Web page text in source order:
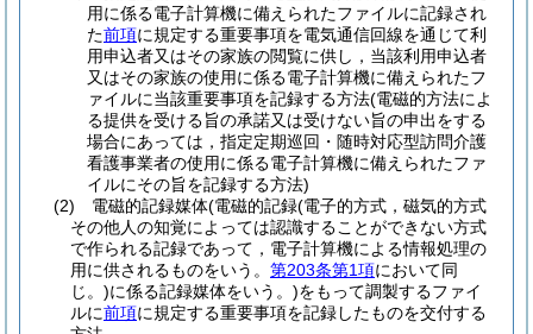
用に係る電子計算機に備えられたファイルに記録され
た前項に規定する重要事項を電気通信回線を通じて利
用申込者又はその家族の閲覧に供し，当該利用申込者
又はその家族の使用に係る電子計算機に備えられたフ
ァイルに当該重要事項を記録する方法(電磁的方法によ
る提供を受ける旨の承諾又は受けない旨の申出をする
場合にあっては，指定定期巡回・随時対応型訪問介護
看護事業者の使用に係る電子計算機に備えられたファ
イルにその旨を記録する方法)
(2)
電磁的記録媒体(電磁的記録(電子的方式，磁気的方式
その他人の知覚によっては認識することができない方式
で作られる記録であって，電子計算機による情報処理の
用に供されるものをいう。 第203条第1項において同
じ。)に係る記録媒体をいう。)をもって調製するファイ
ルに前項に規定する重要事項を記録したものを交付する